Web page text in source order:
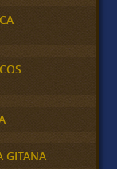
GITANA